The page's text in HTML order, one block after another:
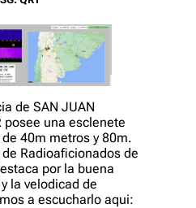
de SAN JUAN
posee una esclenete
40m metros y 80m.
Radioaficionados de
por la buena
la velodicad de
a escucharlo aqui: